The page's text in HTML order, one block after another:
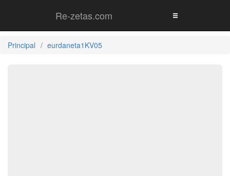
Re-zetas.com
Principal eurdaneta1KV05